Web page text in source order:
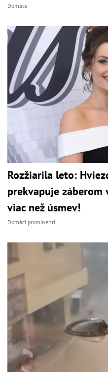
Domáce
Rozžiarila leto:
prekvapuje záberom
viac než úsmev!
Domáci prominenti